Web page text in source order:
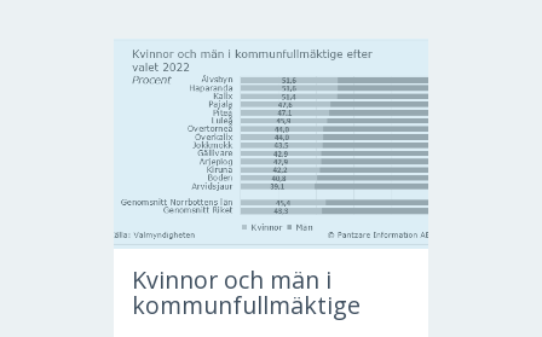
Kvinnor och män i
kommunfullmäktige